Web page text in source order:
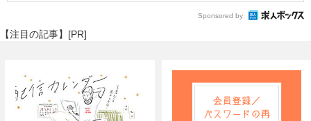
Sponsored by
【注目の記事】[PR]